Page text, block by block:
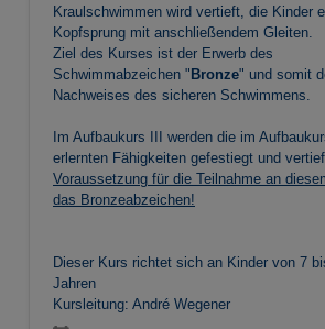
Kraulschwimmen wird vertieft, die Kinder
Kopfsprung mit anschließendem Gleiten.
Ziel des Kurses ist der Erwerb des
Schwimmabzeichen " Bronze" und somit
Nachweises des sicheren Schwimmens.
Im Aufbaukurs III werden die im
erlernten Fähigkeiten gefestiegt und
Voraussetzung für die Teilnahme an
das Bronzeabzeichen!
Dieser Kurs richtet sich an Kinder von 7
Jahren
Kursleitung: André Wegener